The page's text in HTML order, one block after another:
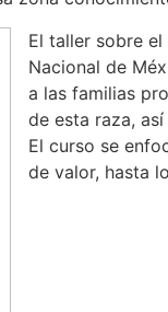
El taller sobre
Nacional de
a las familias
de esta raza,
El curso se
de valor, hasta